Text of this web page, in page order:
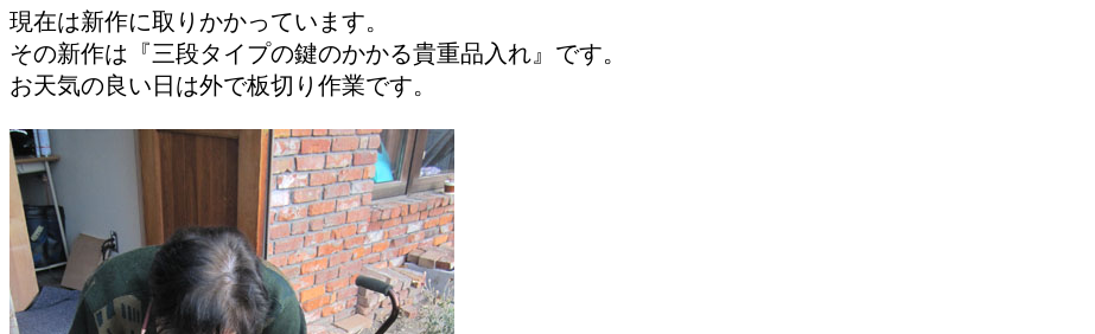
現在は新作に取りかかっています。
その新作は『三段タイプの鍵のかかる貴重品入れ』です。
お天気の良い日は外で板切り作業です。